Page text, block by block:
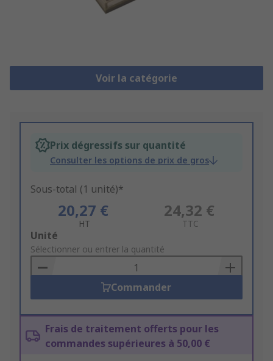
Voir la catégorie
Prix dégressifs sur quantité
Consulter les options de prix de gros
Sous-total (1 unité)*
20,27 €
HT
24,32 €
TTC
Add
to
Basket
Unité
Sélectionner ou entrer la quantité
Commander
Frais de traitement offerts pour les
commandes supérieures à 50,00 €